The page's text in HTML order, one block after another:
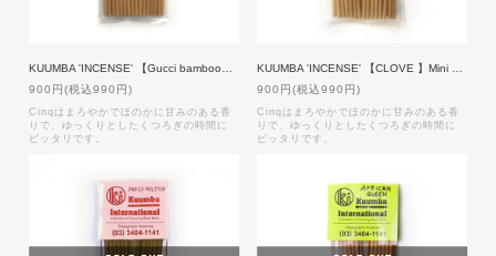
900円(税込990円)
Cinqはまろやかでほのかに甘みのある香
りで、ゆっくりとしたくつろぎの時間に
ピッタリです。
900円(税込990円)
Cinqはまろやかでほのかに甘みのある香
りで、ゆっくりとしたくつろぎの時間に
ピッタリです。